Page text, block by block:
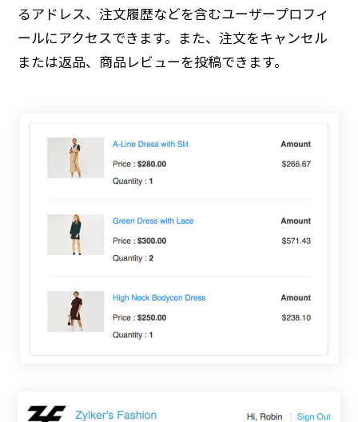
るアドレス、注文履歴などを含むユーザープロフィ
ールにアクセスできます。また、注文をキャンセル
または返品、商品レビューを投稿できます。